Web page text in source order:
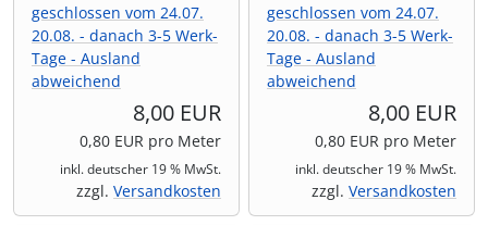
geschlossen vom 24.07.
20.08. - danach 3-5 Werk-
Tage - Ausland
abweichend
8,00 EUR
0,80 EUR pro Meter
inkl. deutscher 19 % MwSt.
zzgl. Versandkosten
geschlossen vom 24.07.
20.08. - danach 3-5 Werk-
Tage - Ausland
abweichend
8,00 EUR
0,80 EUR pro Meter
inkl. deutscher 19 % MwSt.
zzgl. Versandkosten